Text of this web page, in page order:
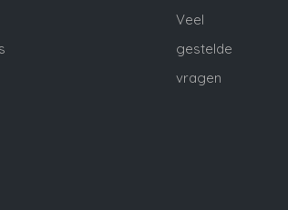
Veel
gestelde
vragen